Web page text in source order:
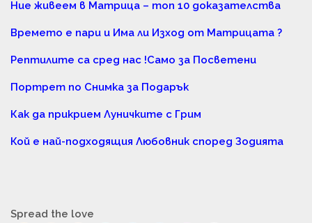
Ние живеем в Матрица – топ 10 доказателства
Времето е пари и Има ли Изход от Матрицата ?
Рептилите са сред нас !Само за Посветени
Портрет по Снимка за Подарък
Как да прикрием Луничките с Грим
Кой е най-подходящия Любовник според Зодията
Spread the love